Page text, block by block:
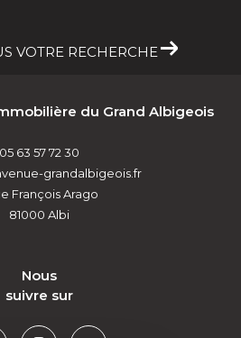
VOTRE RECHERCHE
du Grand Albigeois
05 63 57 72 30
grandalbigeois.fr
François Arago
81000
Albi
nous
suivre sur